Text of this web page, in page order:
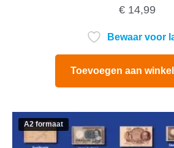
€ 14,99
Bewaar voor
Toevoegen aan
A2 formaat